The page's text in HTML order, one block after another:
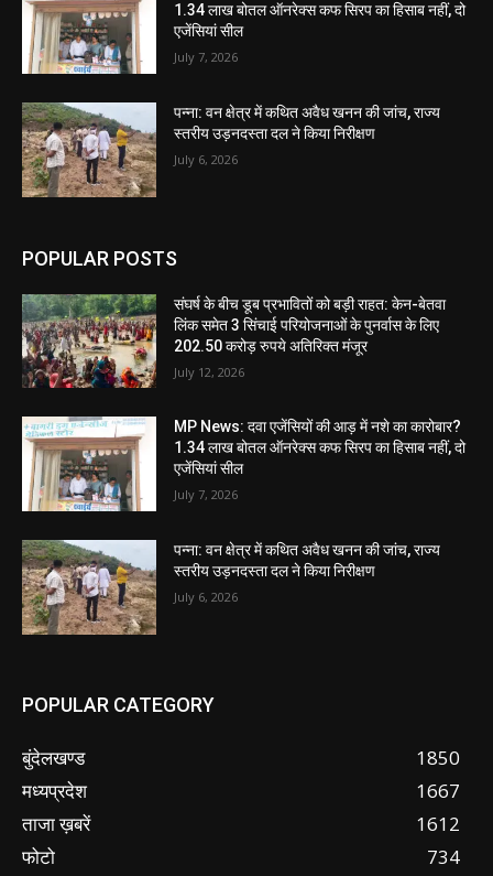
1.34 लाख बोतल ऑनरेक्स कफ सिरप का हिसाब नहीं, दो
एजेंसियां सील
July 7, 2026
पन्ना: वन क्षेत्र में कथित अवैध खनन की जांच, राज्य
स्तरीय उड़नदस्ता दल ने किया निरीक्षण
July 6, 2026
POPULAR POSTS
संघर्ष के बीच डूब प्रभावितों को बड़ी राहत: केन-बेतवा
लिंक समेत 3 सिंचाई परियोजनाओं के पुनर्वास के लिए
202.50 करोड़ रुपये अतिरिक्त मंजूर
July 12, 2026
MP News: दवा एजेंसियों की आड़ में नशे का कारोबार?
1.34 लाख बोतल ऑनरेक्स कफ सिरप का हिसाब नहीं, दो
एजेंसियां सील
July 7, 2026
पन्ना: वन क्षेत्र में कथित अवैध खनन की जांच, राज्य
स्तरीय उड़नदस्ता दल ने किया निरीक्षण
July 6, 2026
POPULAR CATEGORY
बुंदेलखण्ड
1850
मध्यप्रदेश
1667
ताजा ख़बरें
1612
फोटो
734